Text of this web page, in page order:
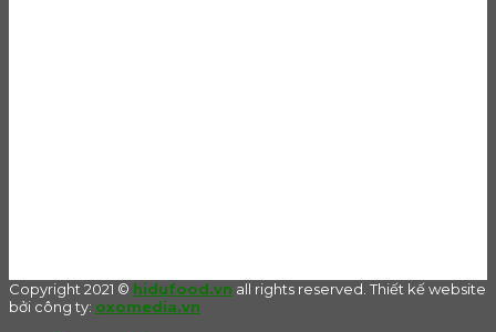
Copyright 2021 © hidufood.vn all rights reserved. Thiết kế website
bởi công ty: oxomedia.vn